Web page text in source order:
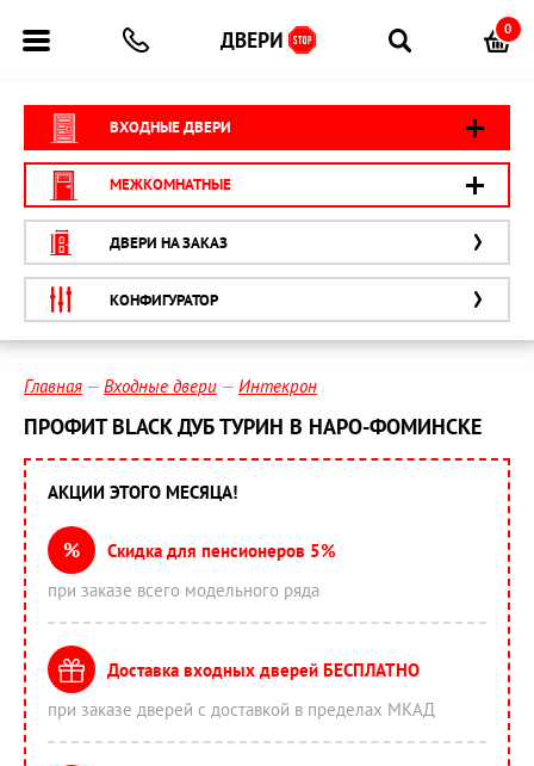
0
ВХОДНЫЕ ДВЕРИ
МЕЖКОМНАТНЫЕ
ДВЕРИ НА ЗАКАЗ
КОНФИГУРАТОР
Главная Входные двери Интекрон
ПРОФИТ BLACK ДУБ ТУРИН В НАРО-ФОМИНСКЕ
АКЦИИ ЭТОГО МЕСЯЦА!
%
Скидка для пенсионеров 5%
при заказе всего модельного ряда
Доставка входных дверей БЕСПЛАТНО
при заказе дверей с доставкой в пределах МКАД